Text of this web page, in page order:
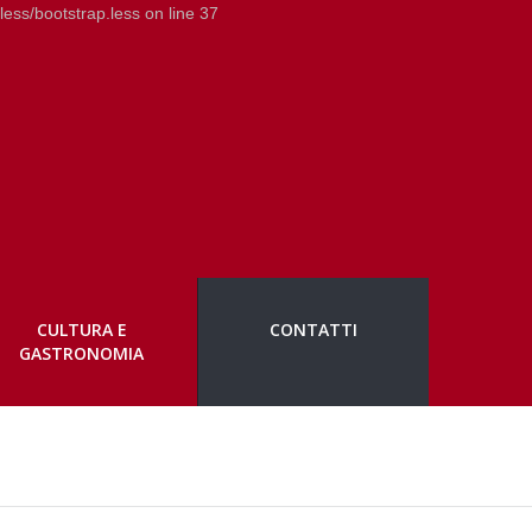
bootstrap.less on line 37
CULTURA E
GASTRONOMIA
CONTATTI